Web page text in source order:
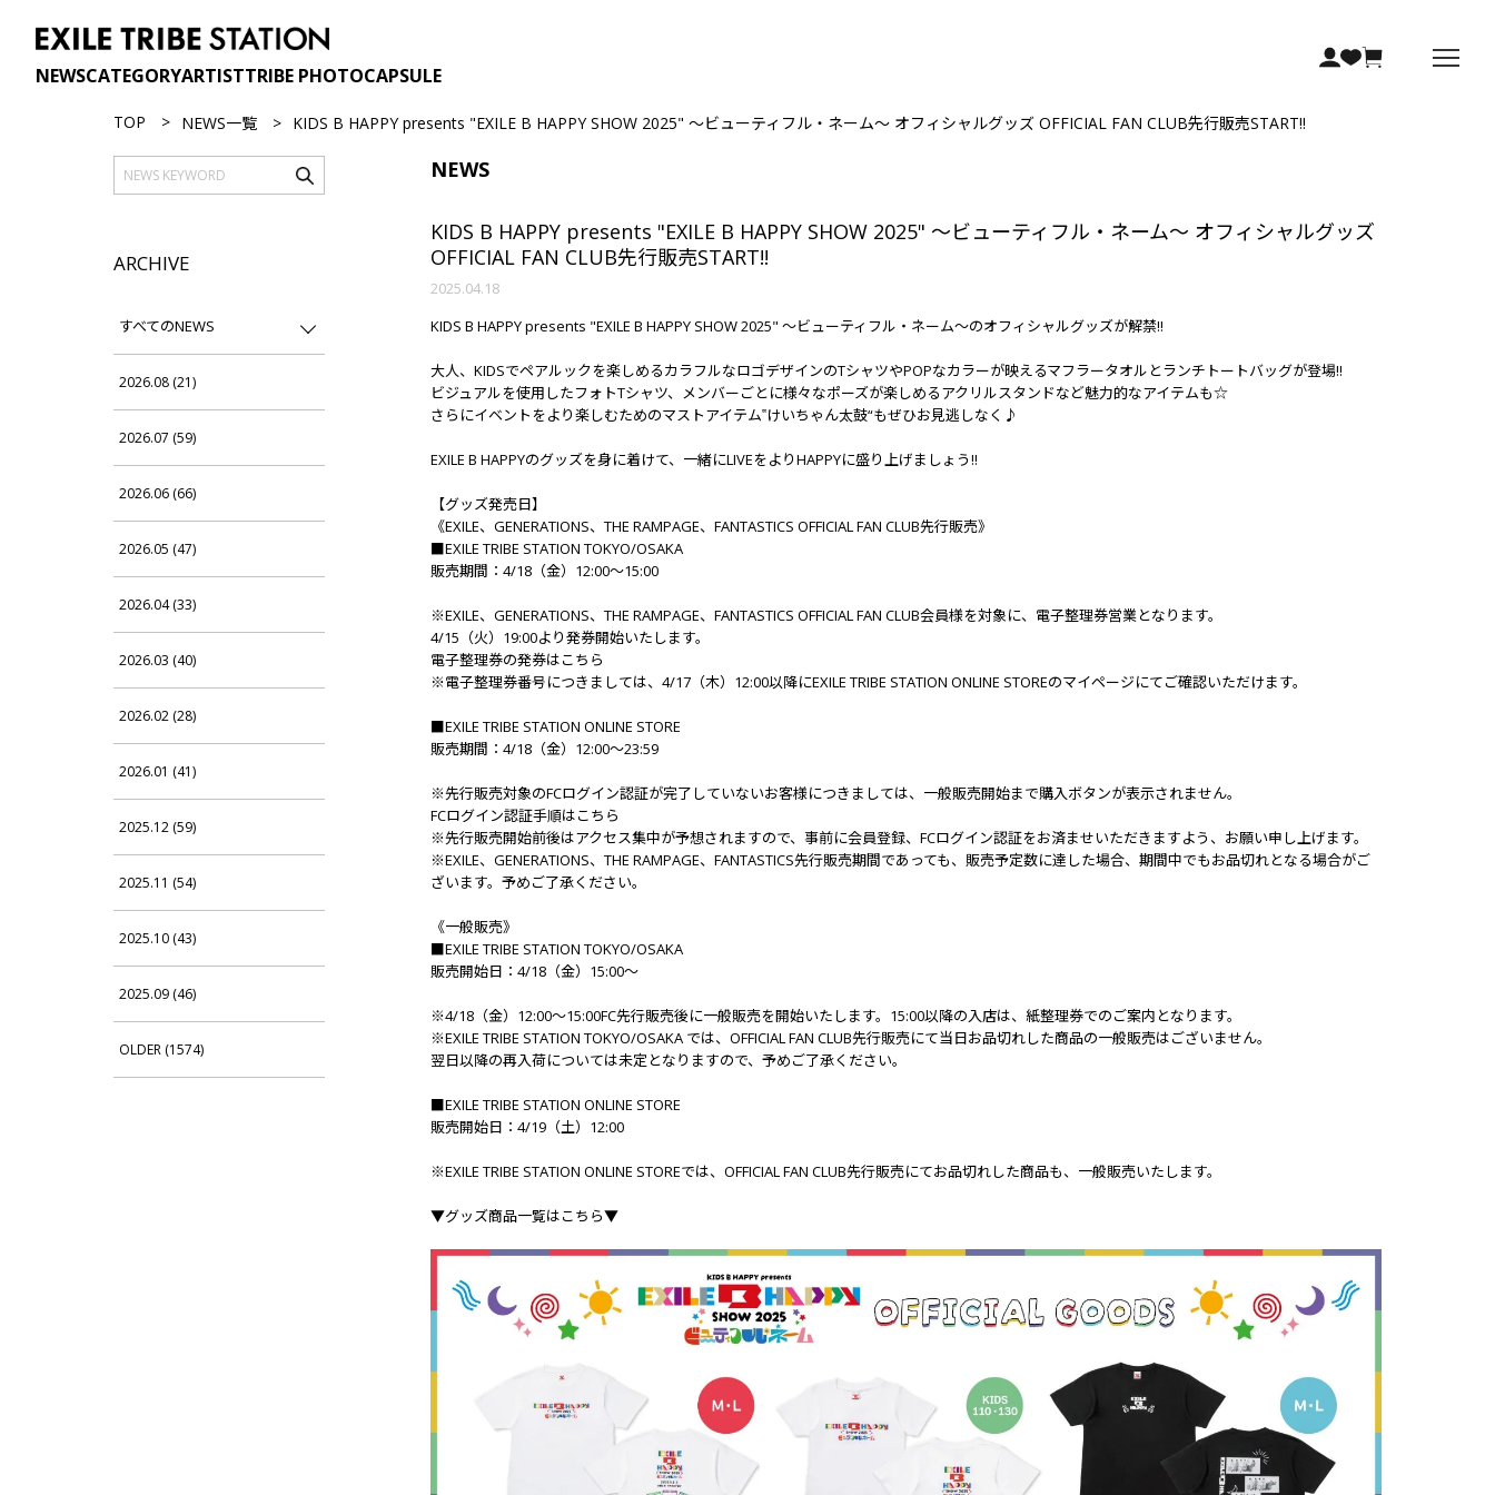
NEWSCATEGORYARTISTTRIBE PHOTOCAPSULE
TOP NEWS一覧 KIDS B HAPPY presents "EXILE B HAPPY SHOW 2025" ～ビューティフル・ネーム～ オフィシャルグッズ OFFICIAL FAN CLUB先行販売START!!
ARCHIVE
すべてのNEWS
2026.08 (21)
2026.07 (59)
2026.06 (66)
2026.05 (47)
2026.04 (33)
2026.03 (40)
2026.02 (28)
2026.01 (41)
2025.12 (59)
2025.11 (54)
2025.10 (43)
2025.09 (46)
OLDER (1574)
NEWS
KIDS B HAPPY presents "EXILE B HAPPY SHOW 2025" ～ビューティフル・ネーム～ オフィシャルグッズ
OFFICIAL FAN CLUB先行販売START!!
2025.04.18
KIDS B HAPPY presents "EXILE B HAPPY SHOW 2025" ～ビューティフル・ネーム～のオフィシャルグッズが解禁!!
大人、KIDSでペアルックを楽しめるカラフルなロゴデザインのTシャツやPOPなカラーが映えるマフラータオルとランチトートバッグが登場!!
ビジュアルを使用したフォトTシャツ、メンバーごとに様々なポーズが楽しめるアクリルスタンドなど魅力的なアイテムも☆
さらにイベントをより楽しむためのマストアイテム‟けいちゃん太鼓“もぜひお見逃しなく♪
EXILE B HAPPYのグッズを身に着けて、一緒にLIVEをよりHAPPYに盛り上げましょう!!
【グッズ発売日】
《EXILE、GENERATIONS、THE RAMPAGE、FANTASTICS OFFICIAL FAN CLUB先行販売》
■EXILE TRIBE STATION TOKYO/OSAKA
販売期間：4/18（金）12:00～15:00
※EXILE、GENERATIONS、THE RAMPAGE、FANTASTICS OFFICIAL FAN CLUB会員様を対象に、電子整理券営業となります。
4/15（火）19:00より発券開始いたします。
電子整理券の発券はこちら
※電子整理券番号につきましては、4/17（木）12:00以降にEXILE TRIBE STATION ONLINE STOREのマイページにてご確認いただけます。
■EXILE TRIBE STATION ONLINE STORE
販売期間：4/18（金）12:00～23:59
※先行販売対象のFCログイン認証が完了していないお客様につきましては、一般販売開始まで購入ボタンが表示されません。
FCログイン認証手順はこちら
※先行販売開始前後はアクセス集中が予想されますので、事前に会員登録、FCログイン認証をお済ませいただきますよう、お願い申し上げます。
※EXILE、GENERATIONS、THE RAMPAGE、FANTASTICS先行販売期間であっても、販売予定数に達した場合、期間中でもお品切れとなる場合がご
ざいます。予めご了承ください。
《一般販売》
■EXILE TRIBE STATION TOKYO/OSAKA
販売開始日：4/18（金）15:00～
※4/18（金）12:00～15:00FC先行販売後に一般販売を開始いたします。15:00以降の入店は、紙整理券でのご案内となります。
※EXILE TRIBE STATION TOKYO/OSAKA では、OFFICIAL FAN CLUB先行販売にて当日お品切れした商品の一般販売はございません。
翌日以降の再入荷については未定となりますので、予めご了承ください。
■EXILE TRIBE STATION ONLINE STORE
販売開始日：4/19（土）12:00
※EXILE TRIBE STATION ONLINE STOREでは、OFFICIAL FAN CLUB先行販売にてお品切れした商品も、一般販売いたします。
▼グッズ商品一覧はこちら▼